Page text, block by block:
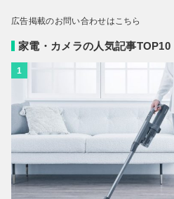
広告掲載のお問い合わせはこちら
家電・カメラの人気記事TOP10
1